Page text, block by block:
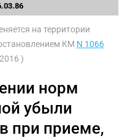
на территории
КМ N 1066
)
норм
убыли
при приеме,